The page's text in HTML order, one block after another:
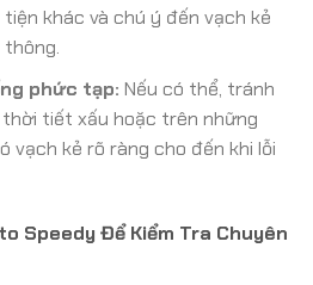
khác và chú ý đến vạch kẻ
thông.
phức tạp: Nếu có thể, tránh
tiết xấu hoặc trên những
vạch kẻ rõ ràng cho đến khi lỗi
Speedy Để Kiểm Tra Chuyên